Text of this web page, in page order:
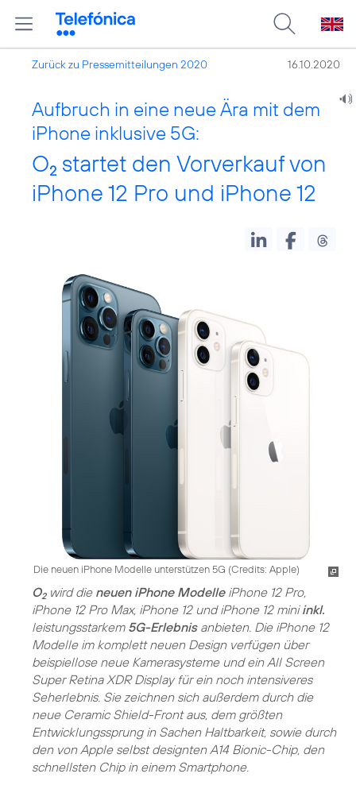
Zurück zu Pressemitteilungen 2020 16.10.2020
Aufbruch in eine neue Ära mit dem
iPhone inklusive 5G:
O2 startet den Vorverkauf von
iPhone 12 Pro und iPhone 12
Die neuen iPhone Modelle unterstützen 5G (Credits: Apple)
O2wird die neuen iPhone ModelleiPhone 12 Pro,
iPhone 12 Pro Max, iPhone 12 und iPhone 12 miniinkl.
leistungsstarkem 5G-Erlebnisanbieten. Die iPhone 12
Modelle im komplett neuen Design verfügen über
beispiellose neue Kamerasysteme und ein All Screen
Super Retina XDR Display für ein noch intensiveres
Seherlebnis. Sie zeichnen sich außerdem durch die
neue Ceramic Shield-Front aus, dem größten
Entwicklungssprung in Sachen Haltbarkeit, sowie durch
den von Apple selbst designten A14 Bionic-Chip, den
schnellsten Chip in einem Smartphone.